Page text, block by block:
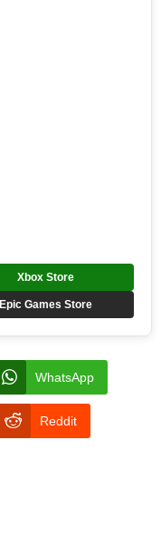
Xbox Store
Epic Games Store
WhatsApp
Reddit